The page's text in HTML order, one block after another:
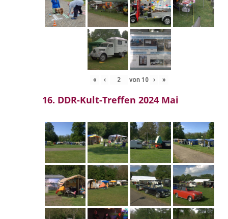
« ‹ von 10 › »
16. DDR-Kult-Treffen 2024 Mai